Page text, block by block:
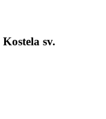
sv.